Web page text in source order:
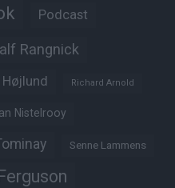
Podcast
Rangnick
Højlund Richard Arnold
Nistelrooy
Senne Lammens